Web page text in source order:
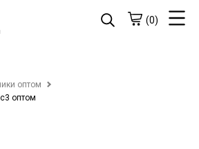
(0)
оптом
оптом